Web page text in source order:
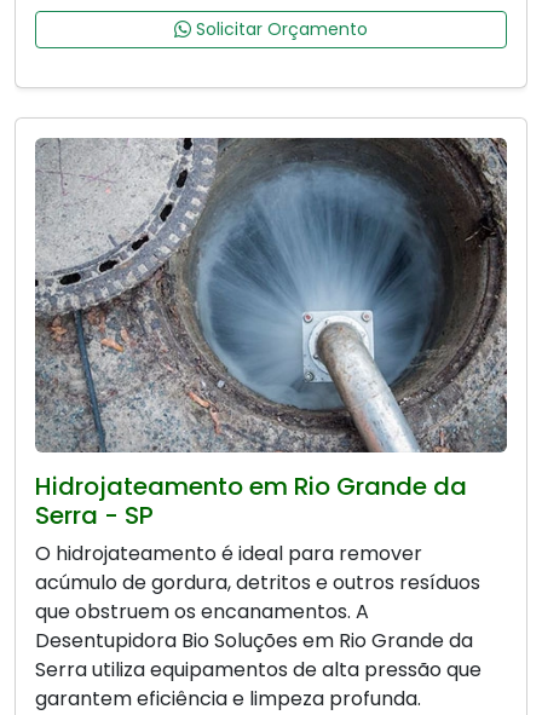
Solicitar Orçamento
Hidrojateamento em Rio Grande da
Serra - SP
O hidrojateamento é ideal para remover
acúmulo de gordura, detritos e outros resíduos
que obstruem os encanamentos. A
Desentupidora Bio Soluções em Rio Grande da
Serra utiliza equipamentos de alta pressão que
garantem eficiência e limpeza profunda.